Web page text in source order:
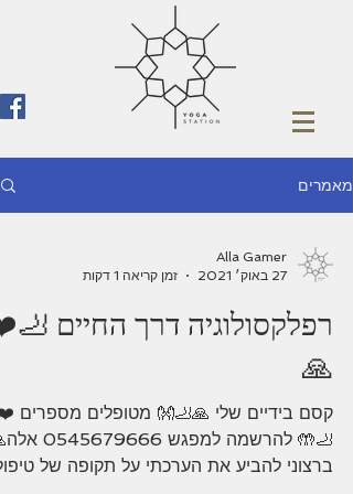
מאמרים
Alla Gamer
27 באוק׳ 2021
זמן קריאה 1 דקות
רפלקסולוגיה דרך החיים
🙏
קסם בידיים שלי 🙏🦶👐 מטופלים מספרים
🦶🤲 להרשמה למפגש
ברצוני להביע את הערכתי על תקופה של